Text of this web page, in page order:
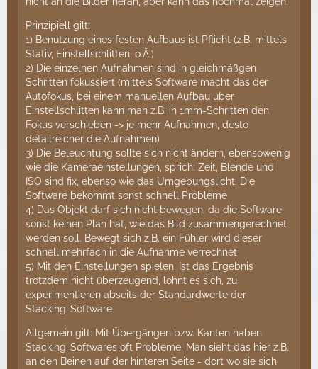
Prinzipiell gilt:
1) Benutzung eines festen Aufbaus ist Pflicht (z.B. mittels
Stativ, Einstellschlitten, o.Ä.)
2) Die einzelnen Aufnahmen sind in gleichmäßgen
Schritten fokussiert (mittels Software macht das der
Autofokus, bei einem manuellen Aufbau über
Einstellschlitten kann man z.B. in 1mm-Schritten den
Fokus verschieben -> je mehr Aufnahmen, desto
detailreicher die Aufnahmen)
3) Die Beleuchtung sollte sich nicht ändern, ebensowenig
wie die Kameraeinstellungen, sprich: Zeit, Blende und
ISO sind fix, ebenso wie das Umgebungslicht. Die
Software bekommt sonst schnell Probleme
4) Das Objekt darf sich nicht bewegen, da die Software
sonst keinen Plan hat, wie das Bild zusammengerechnet
werden soll. Bewegt sich z.B. ein Fühler wird dieser
schnell mehrfach in die Aufnahme verrechnet
5) Mit den Einstellungen spielen. Ist das Ergebnis
trotzdem nicht überzeugend, lohnt es sich, zu
experimentieren abseits der Standardwerte der
Stacking-Software
Allgemein gilt: Mit Übergängen bzw. Kanten haben
Stacking-Softwares oft Probleme. Man sieht das hier z.B.
an den Beinen auf der hinteren Seite - dort wo sie sich